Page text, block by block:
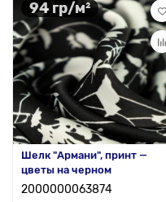
94 гр/м²
Шелк "Армани", принт —
цветы на черном
2000000063874